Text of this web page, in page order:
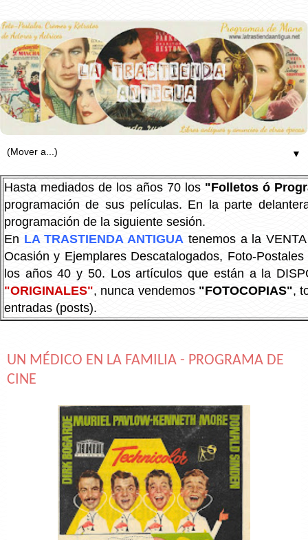
▼
Hasta mediados de los años 70 los "Folletos ó
programación de sus películas. En la parte
programación de la siguiente sesión.
En LA TRASTIENDA ANTIGUA tenemos a la
Ocasión y Ejemplares Descatalogados, Foto-
los años 40 y 50. Los artículos que están a la
"ORIGINALES", nunca vendemos "FOTOCOPIAS",
entradas (posts).
UN MÉDICO EN LA FAMILIA - PROGRAMA DE
CINE